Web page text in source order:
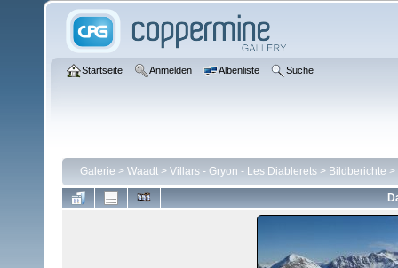
Startseite Anmelden Albenliste Suche
Galerie > Waadt > Villars - Gryon - Les Diablerets > Bildberichte >